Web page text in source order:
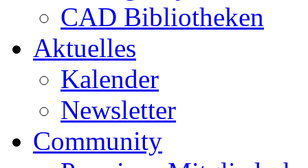
CAD Bibliotheken
Aktuelles
Kalender
Newsletter
Community